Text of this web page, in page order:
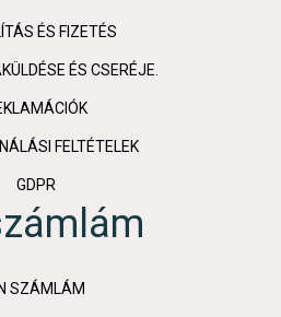
ÉS FIZETÉS
ÉS CSERÉJE.
FELTÉTELEK
GDPR
SZÁMLÁM